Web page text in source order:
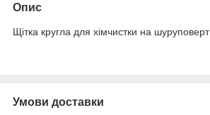
Опис
Щітка кругла для хімчистки на шуруповерт
Умови доставки